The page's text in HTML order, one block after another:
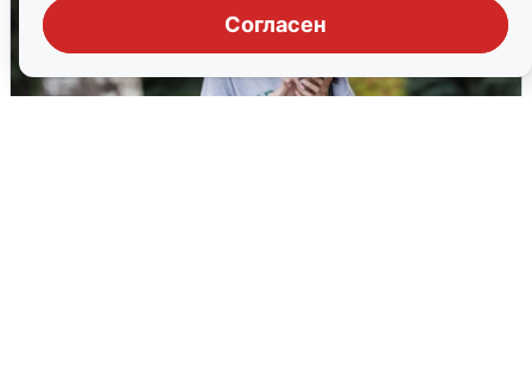
Согласен